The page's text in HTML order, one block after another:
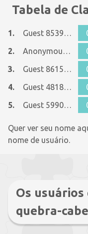
Tabela de
1. Guest 8539826
2.
Anonymous 1125998
3.
Guest 8615090
4.
Guest 4818843
5.
Guest 5990802
Quer ver seu nome
nome de usuário.
Os
quebra-